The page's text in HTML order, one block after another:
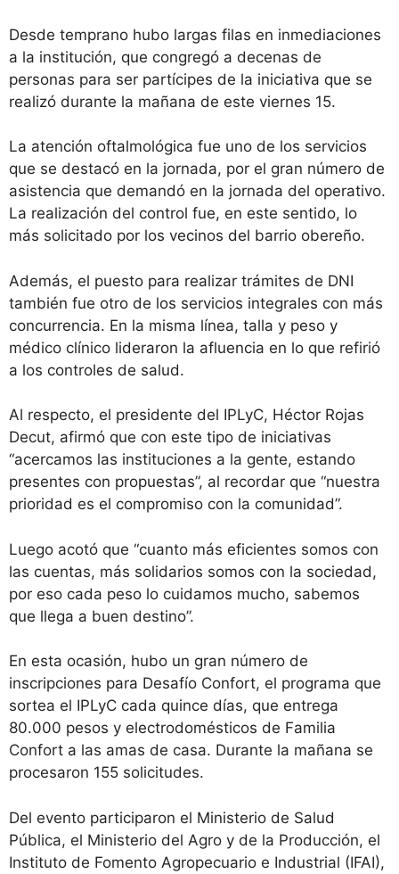
Desde temprano hubo largas filas en inmediaciones
a la institución, que congregó a decenas de
personas para ser partícipes de la iniciativa que se
realizó durante la mañana de este viernes 15.
La atención oftalmológica fue uno de los servicios
que se destacó en la jornada, por el gran número de
asistencia que demandó en la jornada del operativo.
La realización del control fue, en este sentido, lo
más solicitado por los vecinos del barrio obereño.
Además, el puesto para realizar trámites de DNI
también fue otro de los servicios integrales con más
concurrencia. En la misma línea, talla y peso y
médico clínico lideraron la afluencia en lo que refirió
a los controles de salud.
Al respecto, el presidente del IPLyC, Héctor Rojas
Decut, afirmó que con este tipo de iniciativas
“acercamos las instituciones a la gente, estando
presentes con propuestas”, al recordar que “nuestra
prioridad es el compromiso con la comunidad”.
Luego acotó que “cuanto más eficientes somos con
las cuentas, más solidarios somos con la sociedad,
por eso cada peso lo cuidamos mucho, sabemos
que llega a buen destino”.
En esta ocasión, hubo un gran número de
inscripciones para Desafío Confort, el programa que
sortea el IPLyC cada quince días, que entrega
80.000 pesos y electrodomésticos de Familia
Confort a las amas de casa. Durante la mañana se
procesaron 155 solicitudes.
Del evento participaron el Ministerio de Salud
Pública, el Ministerio del Agro y de la Producción, el
Instituto de Fomento Agropecuario e Industrial (IFAI),